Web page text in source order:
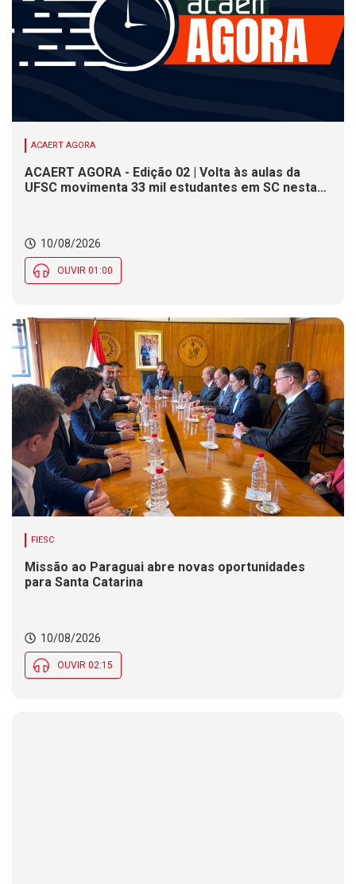
ACAERT AGORA
ACAERT AGORA - Edição 02 | Volta às aulas da
UFSC movimenta 33 mil estudantes em SC nesta
10/08/2026
OUVIR 01:00
FIESC
Missão ao Paraguai abre novas oportunidades
para Santa Catarina
10/08/2026
OUVIR 02:15